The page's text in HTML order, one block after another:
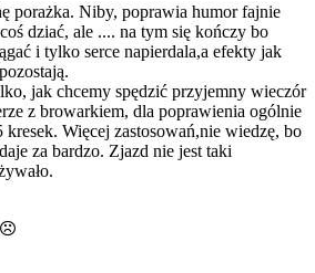
porażka. Niby, poprawia humor fajnie
dziać, ale .... na tym się kończy bo
i tylko serce napierdala,a efekty jak
jak chcemy spędzić przyjemny wieczór
z browarkiem, dla poprawienia ogólnie
kresek. Więcej zastosowań,nie wiedzę, bo
za bardzo. Zjazd nie jest taki